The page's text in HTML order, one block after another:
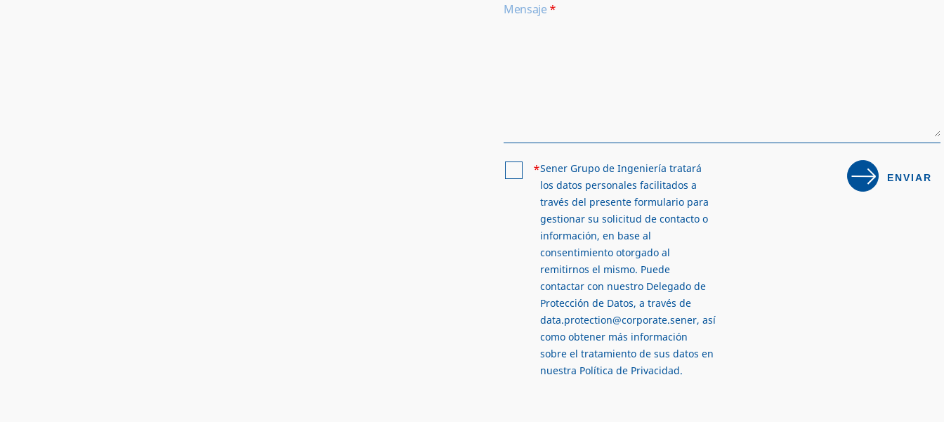
Mensaje*
*Sener Grupo de Ingeniería tratará
los datos personales facilitados a
través del presente formulario para
gestionar su solicitud de contacto o
información, en base al
consentimiento otorgado al
remitirnos el mismo. Puede
contactar con nuestro Delegado de
Protección de Datos, a través de
data.protection@corporate.sener, así
como obtener más información
sobre el tratamiento de sus datos en
nuestra Política de Privacidad.